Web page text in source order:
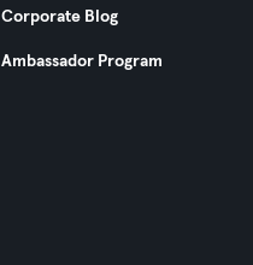
Corporate Blog
Ambassador Program